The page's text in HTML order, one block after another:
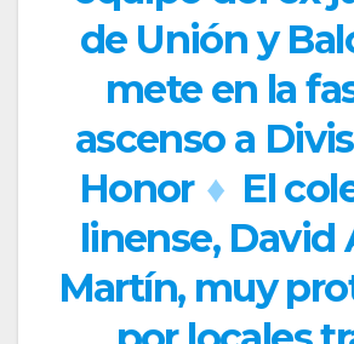
de Unión y
mete en la
ascenso a
Honor ♦ El
linense, David
Martín, muy